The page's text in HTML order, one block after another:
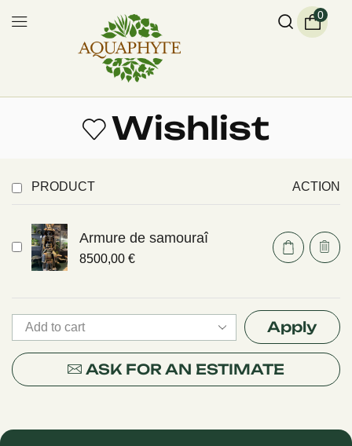
0
Wishlist
PRODUCT ACTION
Armure de samouraî
8500,00 €
Apply
ASK FOR AN ESTIMATE